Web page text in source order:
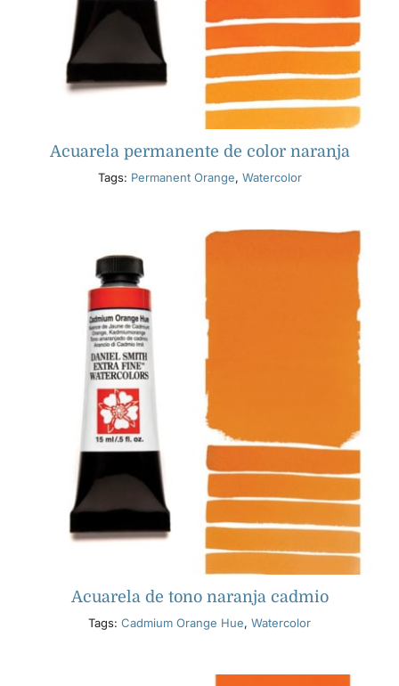
Acuarela permanente de color naranja
Tags: Permanent Orange, Watercolor
Acuarela de tono naranja cadmio
Tags: Cadmium Orange Hue, Watercolor